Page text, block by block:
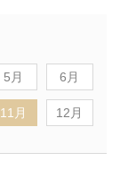
5月 6月
11月 12月